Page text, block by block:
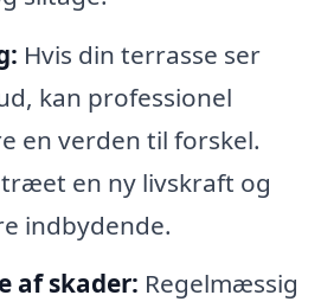
Hvis din terrasse ser
kan professionel
en verden til forskel.
en ny livskraft og
indbydende.
af skader: Regelmæssig